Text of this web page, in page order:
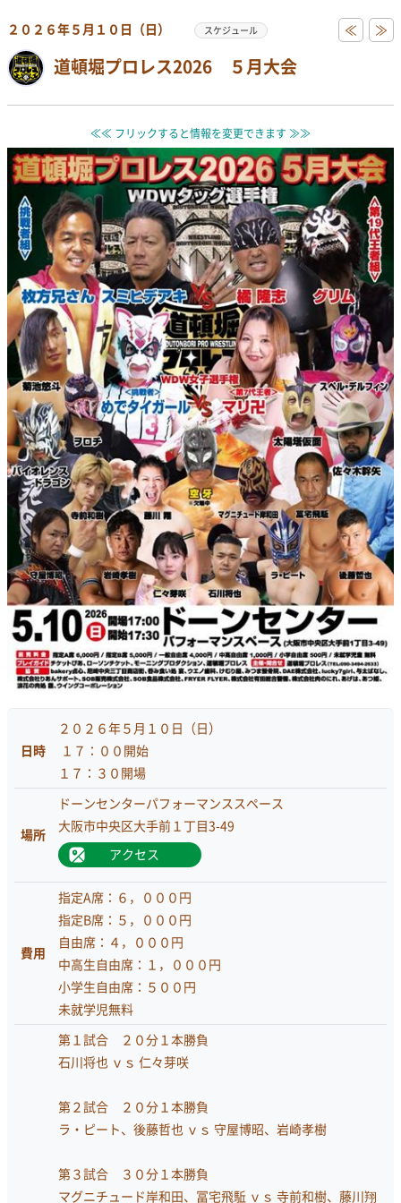
２０２６年５月１０日（日） スケジュール ≪ ≫
道頓堀プロレス2026 ５月大会
≪≪ フリックすると情報を変更できます ≫≫
日時
２０２６年５月１０日（日）
１７：００開始
１７：３０開場
場所
ドーンセンターパフォーマンススペース
大阪市中央区大手前１丁目3-49
アクセス
費用
指定A席：６，０００円
指定B席：５，０００円
自由席：４，０００円
中高生自由席：１，０００円
小学生自由席：５００円
未就学児無料
第１試合 ２０分１本勝負
石川将也 ｖｓ 仁々芽咲
第２試合 ２０分１本勝負
ラ・ピート、後藤哲也 ｖｓ 守屋博昭、岩崎孝樹
第３試合 ３０分１本勝負
マグニチュード岸和田、冨宅飛駈 ｖｓ 寺前和樹、藤川翔